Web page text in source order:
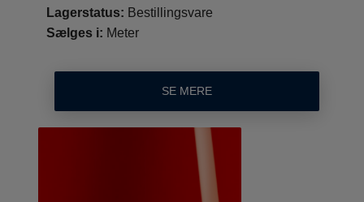
Lagerstatus: Bestillingsvare
Sælges i: Meter
SE MERE